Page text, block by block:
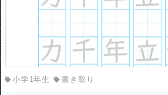
小学1年生 書き取り